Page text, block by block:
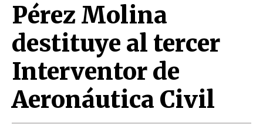
Pérez Molina
destituye al tercer
Interventor de
Aeronáutica Civil